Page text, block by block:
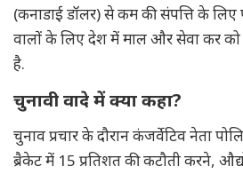
(कनाडाई डॉलर) से कम की संपत्ति के लिए
वालों के लिए देश में माल और सेवा कर को
है.
चुनावी वादे में क्या कहा?
चुनाव प्रचार के दौरान कंजर्वेटिव नेता
ब्रैकेट में 15 प्रतिशत की कटौती करने,